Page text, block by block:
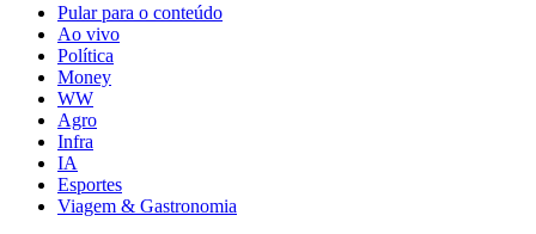
Pular para o conteúdo
Ao vivo
Política
Money
WW
Agro
Infra
IA
Esportes
Viagem & Gastronomia